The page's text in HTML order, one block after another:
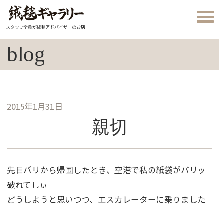
スタッフ全員が絨毯アドバイザーのお店
blog
2015年1月31日
親切
先日パリから帰国したとき、空港で私の紙袋がバリッ
破れてしぃ
どうしようと思いつつ、エスカレーターに乗りました